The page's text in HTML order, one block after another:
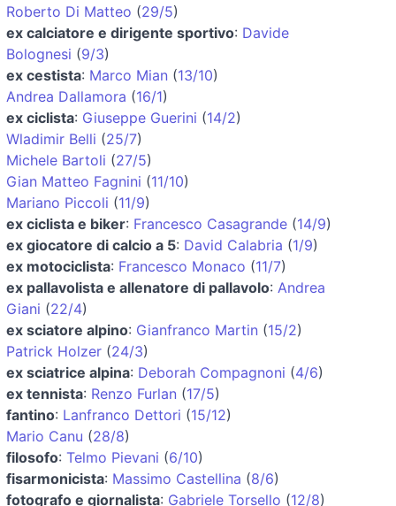
Roberto Di Matteo (29/5)
ex calciatore e dirigente sportivo: Davide
Bolognesi (9/3)
ex cestista: Marco Mian (13/10)
Andrea Dallamora (16/1)
ex ciclista: Giuseppe Guerini (14/2)
Wladimir Belli (25/7)
Michele Bartoli (27/5)
Gian Matteo Fagnini (11/10)
Mariano Piccoli (11/9)
ex ciclista e biker: Francesco Casagrande (14/9)
ex giocatore di calcio a 5: David Calabria (1/9)
ex motociclista: Francesco Monaco (11/7)
ex pallavolista e allenatore di pallavolo: Andrea
Giani (22/4)
ex sciatore alpino: Gianfranco Martin (15/2)
Patrick Holzer (24/3)
ex sciatrice alpina: Deborah Compagnoni (4/6)
ex tennista: Renzo Furlan (17/5)
fantino: Lanfranco Dettori (15/12)
Mario Canu (28/8)
filosofo: Telmo Pievani (6/10)
fisarmonicista: Massimo Castellina (8/6)
fotografo e giornalista: Gabriele Torsello (12/8)